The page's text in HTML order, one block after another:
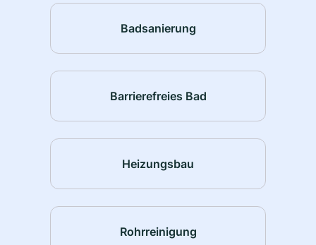
Badsanierung
Barrierefreies Bad
Heizungsbau
Rohrreinigung